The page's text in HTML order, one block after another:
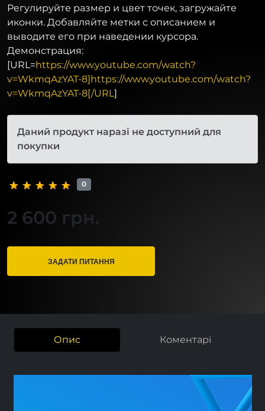
Регулируйте размер и цвет точек, загружайте
иконки. Добавляйте метки с описанием и
выводите его при наведении курсора.
Демонстрация:
[URL=https://www.youtube.com/watch?
v=WkmqAzYAT-8]https://www.youtube.com/watch?
v=WkmqAzYAT-8[/URL]
Даний продукт наразі не доступний для
покупки
0
2 600 грн.
ЗАДАТИ ПИТАННЯ
Опис Коментарі